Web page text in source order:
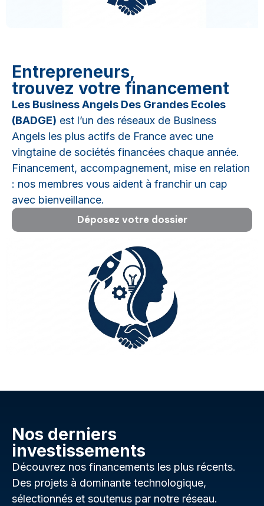
Entrepreneurs,
trouvez votre financement
Les Business Angels Des Grandes Ecoles
(BADGE) est l’un des réseaux de Business
Angels les plus actifs de France avec une
vingtaine de sociétés financées chaque année.
Financement, accompagnement, mise en relation
: nos membres vous aident à franchir un cap
avec bienveillance.
Déposez votre dossier
Nos derniers
investissements
Découvrez nos financements les plus récents.
Des projets à dominante technologique,
sélectionnés et soutenus par notre réseau.